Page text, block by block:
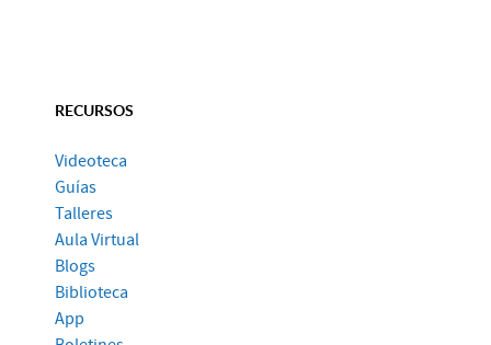
RECURSOS
Videoteca
Guías
Talleres
Aula Virtual
Blogs
Biblioteca
App